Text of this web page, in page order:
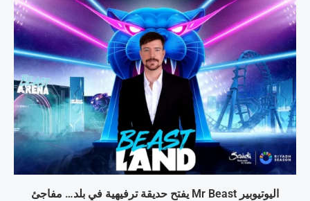
اليوتيوبير Mr Beast يفتح حديقة ترفيهية في بلد… مفاجئ